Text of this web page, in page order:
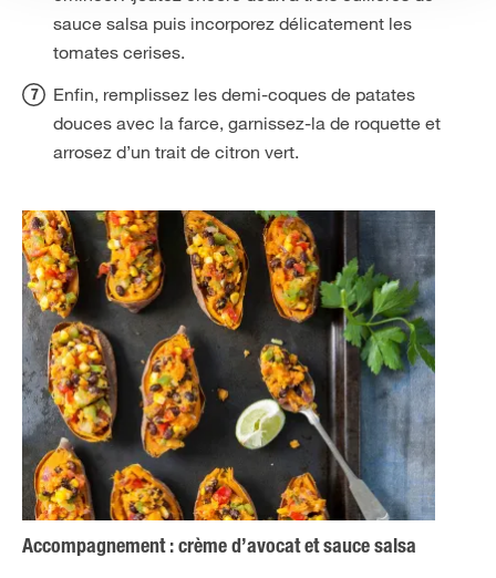
sauce salsa puis incorporez délicatement les
tomates cerises.
Enfin, remplissez les demi-coques de patates
douces avec la farce, garnissez-la de roquette et
arrosez d’un trait de citron vert.
Accompagnement : crème d’avocat et sauce salsa